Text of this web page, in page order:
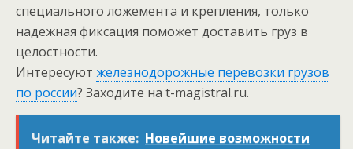
специального ложемента и крепления, только
надежная фиксация поможет доставить груз в
целостности.
Интересуют железнодорожные перевозки грузов
по россии? Заходите на t-magistral.ru.
Читайте также: Новейшие возможности